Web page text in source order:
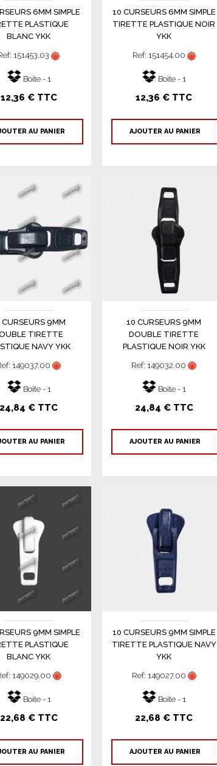
6MM SIMPLE
PLASTIQUE
BLANC YKK
151453.03
Boite - 1
12,36 € TTC
AU PANIER
10 CURSEURS 6MM SIMPLE
TIRETTE PLASTIQUE NOIR
YKK
Ref: 151454.00
Boite - 1
12,36 € TTC
AJOUTER AU PANIER
CURSEURS 9MM
TIRETTE
NAVY YKK
149037.00
Boite - 1
24,84 € TTC
AU PANIER
10 CURSEURS 9MM
DOUBLE TIRETTE
PLASTIQUE NOIR YKK
Ref: 149032.00
Boite - 1
24,84 € TTC
AJOUTER AU PANIER
9MM SIMPLE
PLASTIQUE
BLANC YKK
149029.00
Boite - 1
22,68 € TTC
AU PANIER
10 CURSEURS 9MM SIMPLE
TIRETTE PLASTIQUE NAVY
YKK
Ref: 149027.00
Boite - 1
22,68 € TTC
AJOUTER AU PANIER